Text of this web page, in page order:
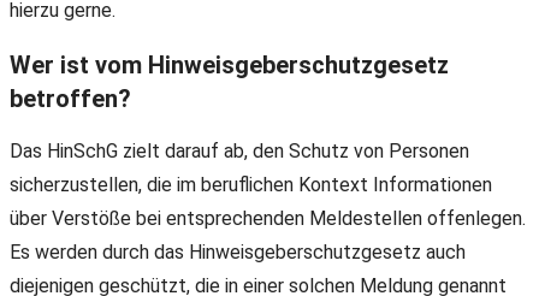
hierzu gerne.
Wer ist vom Hinweisgeberschutzgesetz
betroffen?
Das HinSchG zielt darauf ab, den Schutz von Personen
sicherzustellen, die im beruflichen Kontext Informationen
über Verstöße bei entsprechenden Meldestellen offenlegen.
Es werden durch das Hinweisgeberschutzgesetz auch
diejenigen geschützt, die in einer solchen Meldung genannt